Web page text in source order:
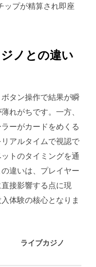
ップが精算され即座
ノとの違い
タン操作で結果が瞬
れがちです。一方、
ーがカードをめくる
アルタイムで視認で
トのタイミングを通
違いは、プレイヤー
接影響する点に現
体験の核心となりま
ライブカジノ